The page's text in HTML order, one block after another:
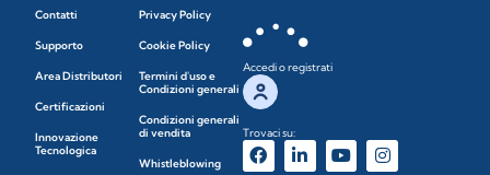
Contatti
Supporto
Area Distributori
Certificazioni
Innovazione
Tecnologica
Privacy Policy
Cookie Policy
Termini d'uso e
Condizioni generali
Condizioni generali
di vendita
Whistleblowing
Accedi o registrati
Trovaci su: